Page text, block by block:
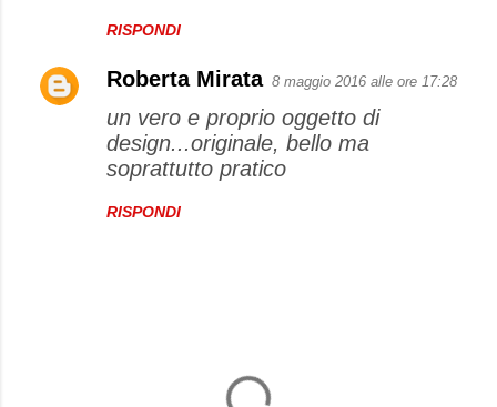
RISPONDI
Roberta Mirata 8 maggio 2016 alle ore 17:28
un vero e proprio oggetto di
design...originale, bello ma
soprattutto pratico
RISPONDI